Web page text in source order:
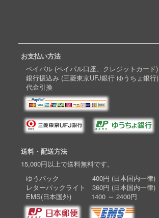
お支払い方法
ペイパル (ペイパル口座、クレジットカード)
銀行振込み (三菱東京UFJ銀行 ゆうちょ銀行)
代金引換
送料・配送方法
15,000円以上で送料無料です。
ゆうパック 400円 (日本国内一律)
レターパックライト 360円 (日本国内一律)
EMS(日本国外) 1400 ～ 2400円